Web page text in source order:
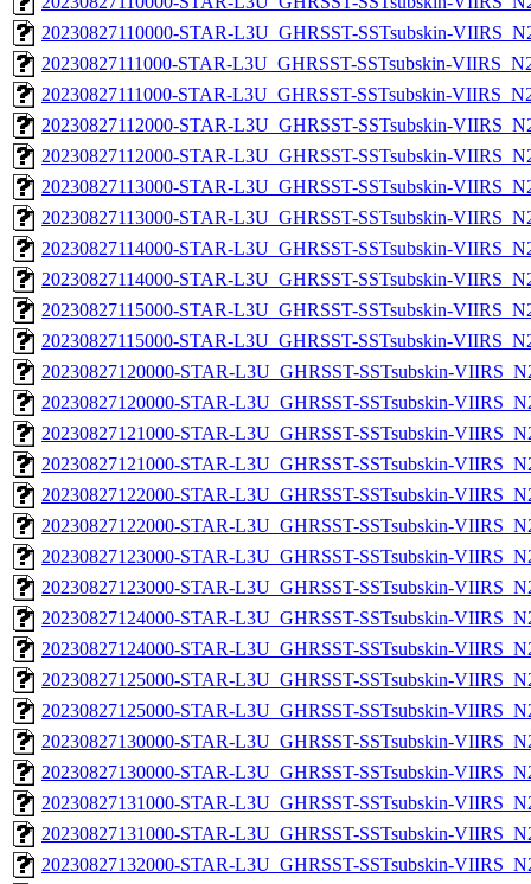
20230827110000-STAR-L3U_GHRSST-SSTsubskin-
20230827111000-STAR-L3U_GHRSST-SSTsubskin-
20230827111000-STAR-L3U_GHRSST-SSTsubskin-
20230827112000-STAR-L3U_GHRSST-SSTsubskin-
20230827112000-STAR-L3U_GHRSST-SSTsubskin-
20230827113000-STAR-L3U_GHRSST-SSTsubskin-
20230827113000-STAR-L3U_GHRSST-SSTsubskin-
20230827114000-STAR-L3U_GHRSST-SSTsubskin-
20230827114000-STAR-L3U_GHRSST-SSTsubskin-
20230827115000-STAR-L3U_GHRSST-SSTsubskin-
20230827115000-STAR-L3U_GHRSST-SSTsubskin-
20230827120000-STAR-L3U_GHRSST-SSTsubskin-
20230827120000-STAR-L3U_GHRSST-SSTsubskin-
20230827121000-STAR-L3U_GHRSST-SSTsubskin-
20230827121000-STAR-L3U_GHRSST-SSTsubskin-
20230827122000-STAR-L3U_GHRSST-SSTsubskin-
20230827122000-STAR-L3U_GHRSST-SSTsubskin-
20230827123000-STAR-L3U_GHRSST-SSTsubskin-
20230827123000-STAR-L3U_GHRSST-SSTsubskin-
20230827124000-STAR-L3U_GHRSST-SSTsubskin-
20230827124000-STAR-L3U_GHRSST-SSTsubskin-
20230827125000-STAR-L3U_GHRSST-SSTsubskin-
20230827125000-STAR-L3U_GHRSST-SSTsubskin-
20230827130000-STAR-L3U_GHRSST-SSTsubskin-
20230827130000-STAR-L3U_GHRSST-SSTsubskin-
20230827131000-STAR-L3U_GHRSST-SSTsubskin-
20230827131000-STAR-L3U_GHRSST-SSTsubskin-
20230827132000-STAR-L3U_GHRSST-SSTsubskin-